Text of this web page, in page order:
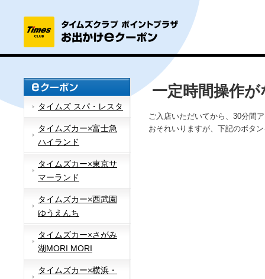
タイムズ スパ・レスタ
タイムズカー×富士急
ハイランド
タイムズカー×東京サ
マーランド
タイムズカー×西武園
ゆうえんち
タイムズカー×さがみ
湖MORI MORI
タイムズカー×横浜・
一定時間操作
ご入店いただいてから、30分間
おそれいりますが、下記のボタ